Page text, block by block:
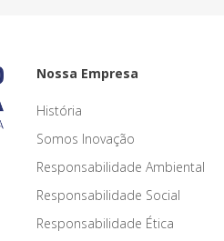
Nossa Empresa
História
Somos Inovação
Responsabilidade Ambiental
Responsabilidade Social
Responsabilidade Ética